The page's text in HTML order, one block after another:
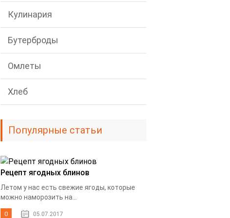
Кулинария
Бутерброды
Омлеты
Хлеб
Популярные статьи
Рецепт ягодных блинов
Летом у нас есть свежие ягоды, которые
можно наморозить на...
0 05.07.2017